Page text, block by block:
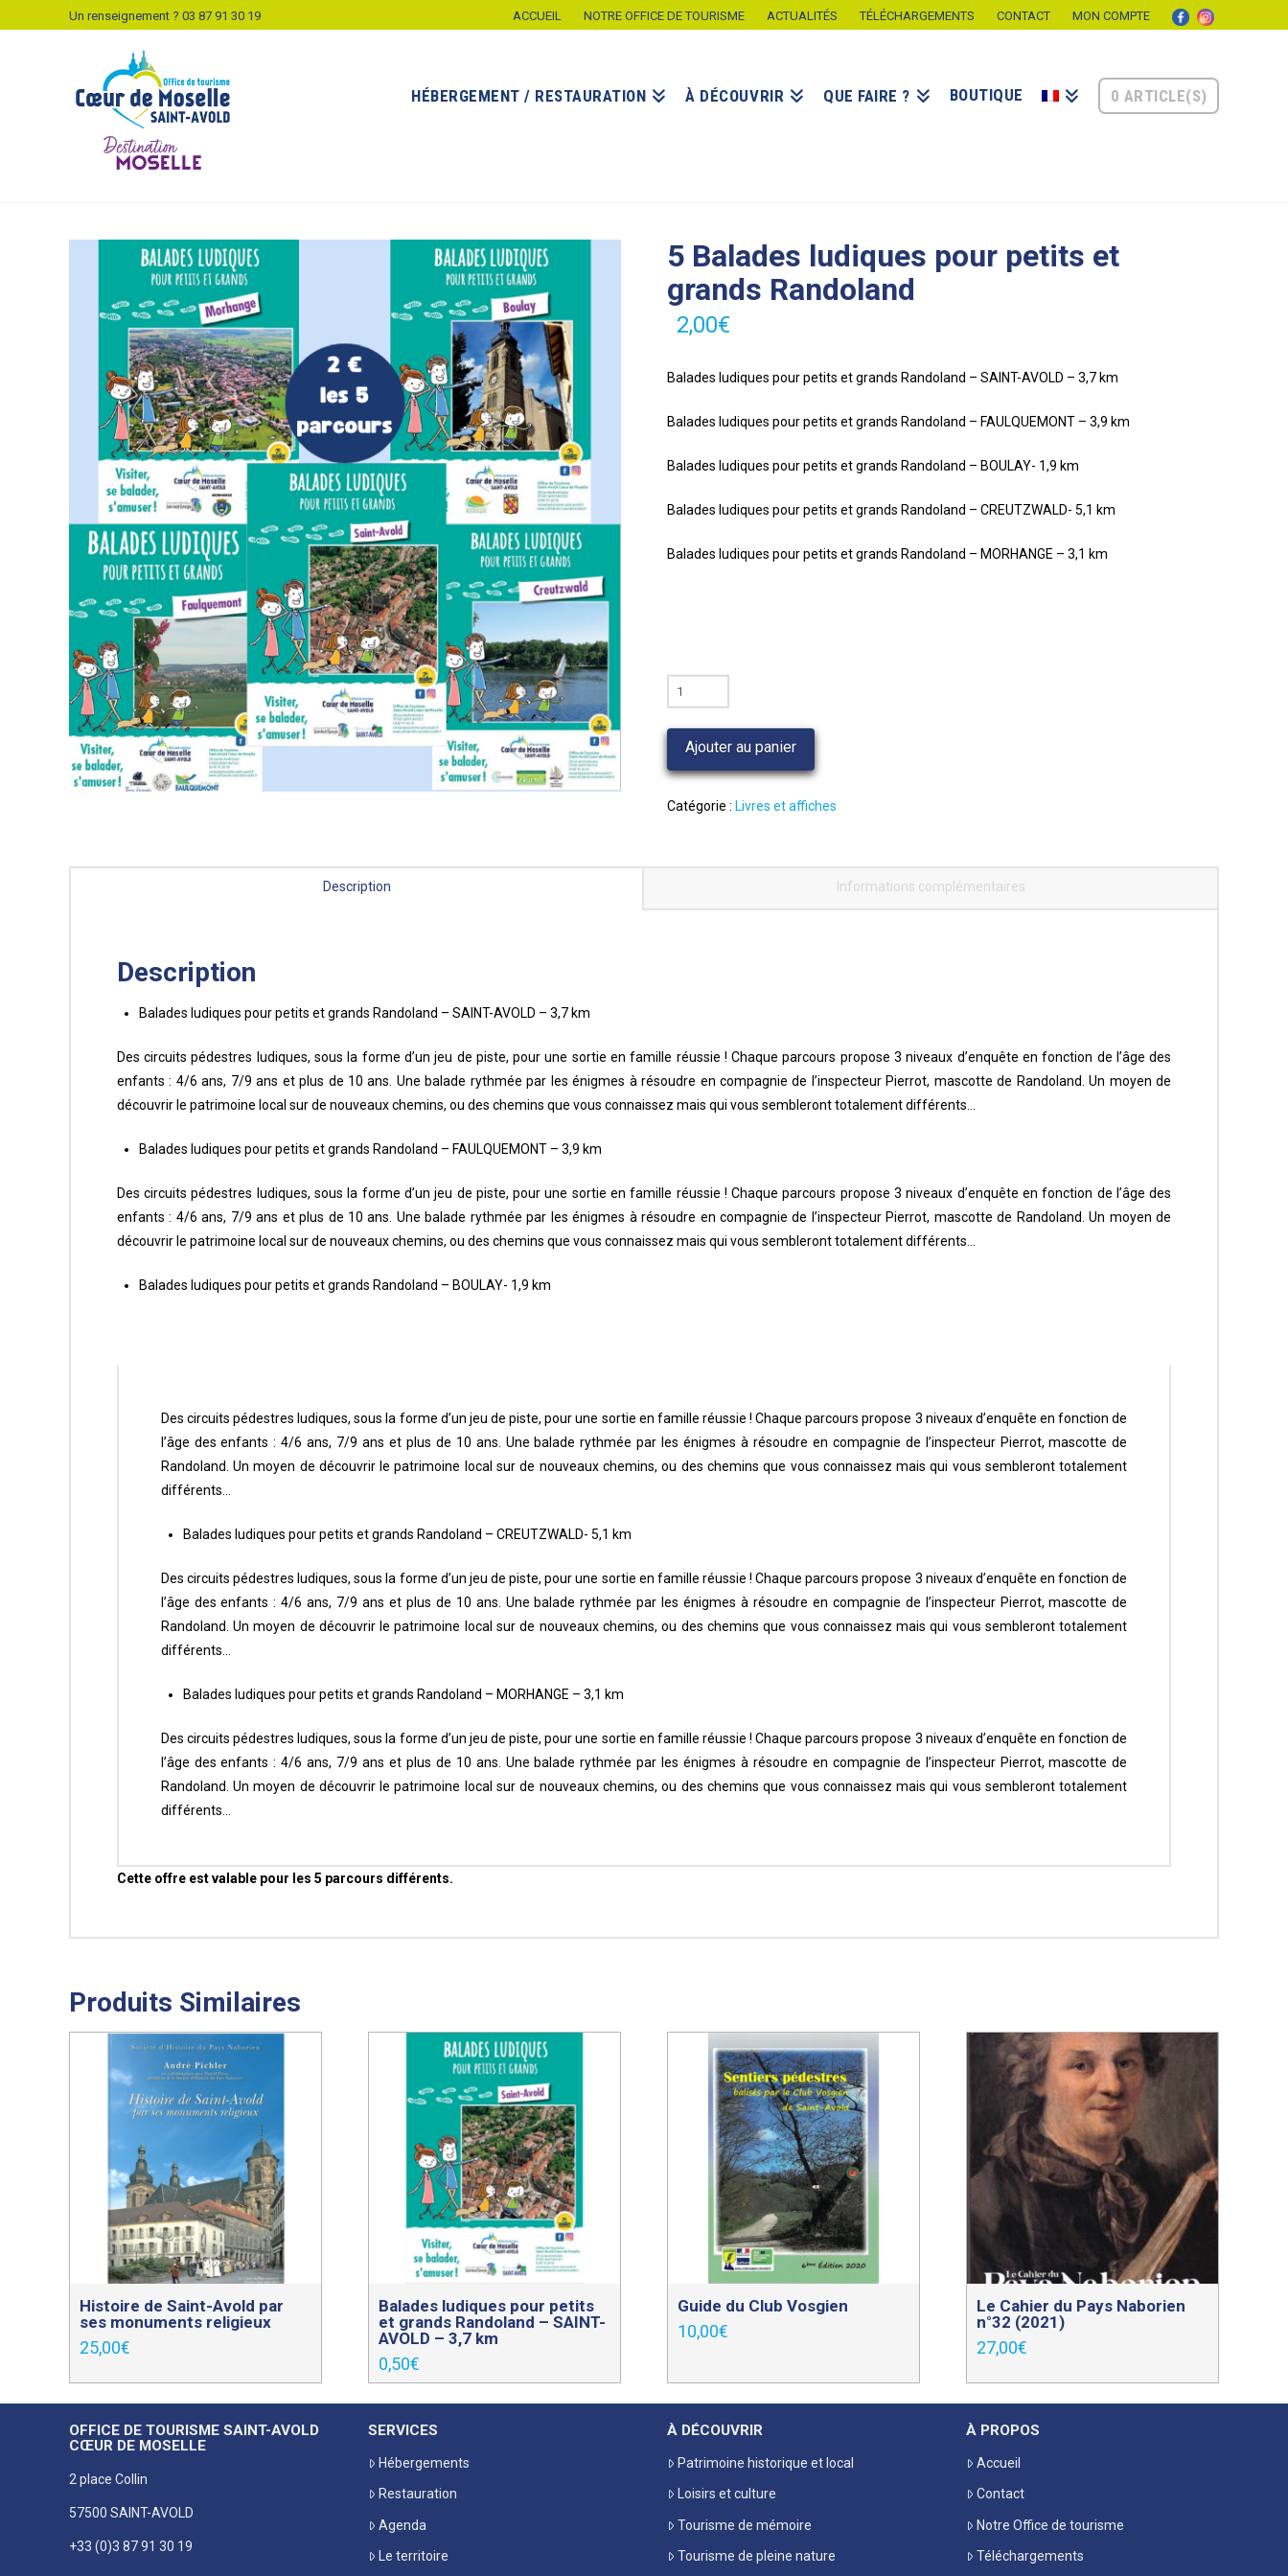
Un renseignement ? 03 87 91 30 19 ACCUEIL NOTRE OFFICE DE TOURISME ACTUALITÉS TÉLÉCHARGEMENTS CONTACT MON COMPTE
HÉBERGEMENT / RESTAURATION À DÉCOUVRIR QUE FAIRE ? BOUTIQUE 0 ARTICLE(S)
5 Balades ludiques pour petits et
grands Randoland
2,00€
Balades ludiques pour petits et grands Randoland – SAINT-AVOLD – 3,7 km
Balades ludiques pour petits et grands Randoland – FAULQUEMONT – 3,9 km
Balades ludiques pour petits et grands Randoland – BOULAY- 1,9 km
Balades ludiques pour petits et grands Randoland – CREUTZWALD- 5,1 km
Balades ludiques pour petits et grands Randoland – MORHANGE – 3,1 km
quantité
de
5
Balades
ludiques
pour
Ajouter au panier
Catégorie : Livres et affiches
Description Informations complémentaires
Description
Balades ludiques pour petits et grands Randoland – SAINT-AVOLD – 3,7 km
Des circuits pédestres ludiques, sous la forme d’un jeu de piste, pour une sortie en famille réussie ! Chaque parcours propose 3 niveaux d’enquête en fonction de l’âge des
enfants : 4/6 ans, 7/9 ans et plus de 10 ans. Une balade rythmée par les énigmes à résoudre en compagnie de l’inspecteur Pierrot, mascotte de Randoland. Un moyen de
découvrir le patrimoine local sur de nouveaux chemins, ou des chemins que vous connaissez mais qui vous sembleront totalement différents…
Balades ludiques pour petits et grands Randoland – FAULQUEMONT – 3,9 km
Des circuits pédestres ludiques, sous la forme d’un jeu de piste, pour une sortie en famille réussie ! Chaque parcours propose 3 niveaux d’enquête en fonction de l’âge des
enfants : 4/6 ans, 7/9 ans et plus de 10 ans. Une balade rythmée par les énigmes à résoudre en compagnie de l’inspecteur Pierrot, mascotte de Randoland. Un moyen de
découvrir le patrimoine local sur de nouveaux chemins, ou des chemins que vous connaissez mais qui vous sembleront totalement différents…
Balades ludiques pour petits et grands Randoland – BOULAY- 1,9 km
Des circuits pédestres ludiques, sous la forme d’un jeu de piste, pour une sortie en famille réussie ! Chaque parcours propose 3 niveaux d’enquête en fonction de
l’âge des enfants : 4/6 ans, 7/9 ans et plus de 10 ans. Une balade rythmée par les énigmes à résoudre en compagnie de l’inspecteur Pierrot, mascotte de
Randoland. Un moyen de découvrir le patrimoine local sur de nouveaux chemins, ou des chemins que vous connaissez mais qui vous sembleront totalement
différents…
Balades ludiques pour petits et grands Randoland – CREUTZWALD- 5,1 km
Des circuits pédestres ludiques, sous la forme d’un jeu de piste, pour une sortie en famille réussie ! Chaque parcours propose 3 niveaux d’enquête en fonction de
l’âge des enfants : 4/6 ans, 7/9 ans et plus de 10 ans. Une balade rythmée par les énigmes à résoudre en compagnie de l’inspecteur Pierrot, mascotte de
Randoland. Un moyen de découvrir le patrimoine local sur de nouveaux chemins, ou des chemins que vous connaissez mais qui vous sembleront totalement
différents…
Balades ludiques pour petits et grands Randoland – MORHANGE – 3,1 km
Des circuits pédestres ludiques, sous la forme d’un jeu de piste, pour une sortie en famille réussie ! Chaque parcours propose 3 niveaux d’enquête en fonction de
l’âge des enfants : 4/6 ans, 7/9 ans et plus de 10 ans. Une balade rythmée par les énigmes à résoudre en compagnie de l’inspecteur Pierrot, mascotte de
Randoland. Un moyen de découvrir le patrimoine local sur de nouveaux chemins, ou des chemins que vous connaissez mais qui vous sembleront totalement
différents…
Cette offre est valable pour les 5 parcours différents.
Produits Similaires
Histoire de Saint-Avold par
ses monuments religieux
25,00€
Balades ludiques pour petits
et grands Randoland – SAINT-
AVOLD – 3,7 km
0,50€
Guide du Club Vosgien
10,00€
Le Cahier du Pays Naborien
n°32 (2021)
27,00€
OFFICE DE TOURISME SAINT-AVOLD
CŒUR DE MOSELLE
2 place Collin
57500 SAINT-AVOLD
+33 (0)3 87 91 30 19
SERVICES
Hébergements
Restauration
Agenda
Le territoire
À DÉCOUVRIR
Patrimoine historique et local
Loisirs et culture
Tourisme de mémoire
Tourisme de pleine nature
À PROPOS
Accueil
Contact
Notre Office de tourisme
Téléchargements